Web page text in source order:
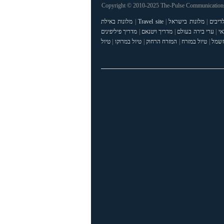
Copyright © 2010-2025 The-Pulse
|מלונות בישראל|
Travel site
| מלונות באילת
| ערי בירה בעולם | מדריך ויטנאם | מדריך פיליפינים
| טיול במזרח | המזרח הרחוק | טיול במרוקו | טיול